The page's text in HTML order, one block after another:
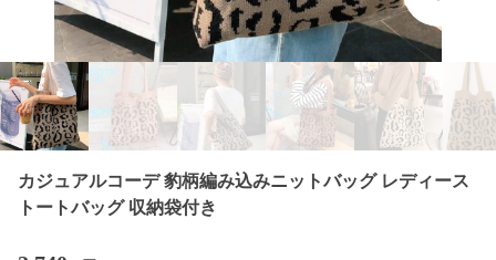
カジュアルコーデ 豹柄編み込みニットバッグ レディース
トートバッグ 収納袋付き